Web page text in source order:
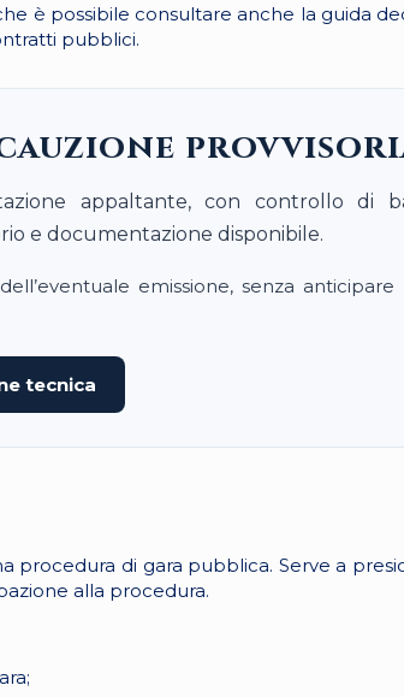
è possibile consultare anche la guida
pubblici.
appaltante, con controllo di
e documentazione disponibile.
emissione, senza anticipare
tecnica
procedura di gara pubblica. Serve a
alla procedura.